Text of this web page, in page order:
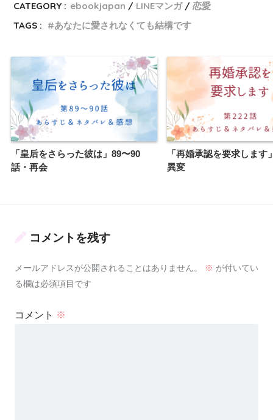
CATEGORY : ebookjapan LINEマンガ
恋愛
TAGS :
あなたに愛されなくても結構です
「皇后をさらった彼は」89〜90
話・再会
「再婚承認を要求します
異変
コメントを残す
メールアドレスが公開されることはありません。 ※ が付いてい
る欄は必須項目です
コメント ※